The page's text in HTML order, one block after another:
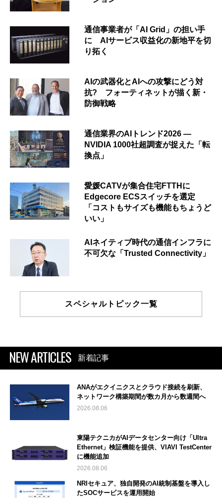
通信事業者が「AI Grid」の担い手
に AIサービス収益化の新地平を切
り拓く
AIの武器化とAIへの攻撃にどう対
抗? フォーティネットが描く新・
防御戦略
通信業界のAIトレンド2026 ―
NVIDIA 1000社超調査が捉えた「転
換点」
愛媛CATVが集合住宅FTTHに
Edgecore ECSスイッチを選定
「コストもサイズも機能もちょうど
いい」
AIネイティブ時代の通信インフラに
不可欠な「Trusted Connectivity」
スペシャルトピック一覧
NEW ARTICLES 新着記事
ANAがエクイニクスとクラウド接続を刷新、
ネットワーク構築期間が数カ月から数週間へ
2026.08.06
東陽テクニカがAIデータセンター向け「Ultra
Ethernet」検証機能を提供、VIAVI TestCenter
に機能追加
2026.08.06
NRIセキュア、独自開発のAI統制基盤を導入し
たSOCサービスを運用開始